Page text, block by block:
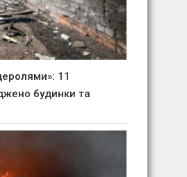
11
будинки та